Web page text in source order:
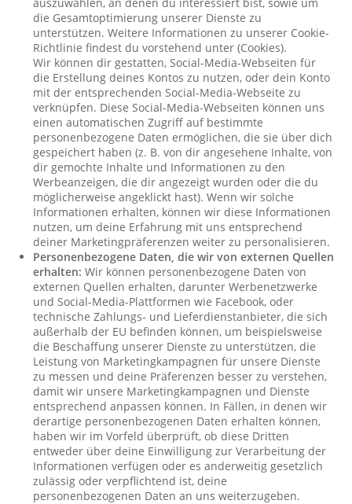
die Gesamtoptimierung unserer Dienste zu
unterstützen. Weitere Informationen zu unserer Cookie-
Richtlinie findest du vorstehend unter (Cookies).
Wir können dir gestatten, Social-Media-Webseiten für
die Erstellung deines Kontos zu nutzen, oder dein Konto
mit der entsprechenden Social-Media-Webseite zu
verknüpfen. Diese Social-Media-Webseiten können uns
einen automatischen Zugriff auf bestimmte
personenbezogene Daten ermöglichen, die sie über dich
gespeichert haben (z. B. von dir angesehene Inhalte, von
dir gemochte Inhalte und Informationen zu den
Werbeanzeigen, die dir angezeigt wurden oder die du
möglicherweise angeklickt hast). Wenn wir solche
Informationen erhalten, können wir diese Informationen
nutzen, um deine Erfahrung mit uns entsprechend
deiner Marketingpräferenzen weiter zu personalisieren.
Personenbezogene Daten, die wir von externen Quellen
erhalten: Wir können personenbezogene Daten von
externen Quellen erhalten, darunter Werbenetzwerke
und Social-Media-Plattformen wie Facebook, oder
technische Zahlungs- und Lieferdienstanbieter, die sich
außerhalb der EU befinden können, um beispielsweise
die Beschaffung unserer Dienste zu unterstützen, die
Leistung von Marketingkampagnen für unsere Dienste
zu messen und deine Präferenzen besser zu verstehen,
damit wir unsere Marketingkampagnen und Dienste
entsprechend anpassen können. In Fällen, in denen wir
derartige personenbezogenen Daten erhalten können,
haben wir im Vorfeld überprüft, ob diese Dritten
entweder über deine Einwilligung zur Verarbeitung der
Informationen verfügen oder es anderweitig gesetzlich
zulässig oder verpflichtend ist, deine
personenbezogenen Daten an uns weiterzugeben.